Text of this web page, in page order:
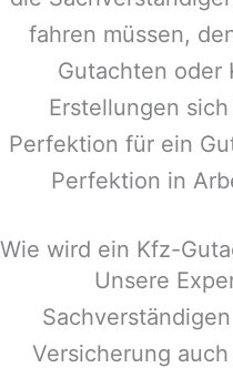
fahren müssen,
Gutachten oder
Erstellungen
Perfektion für ein
Perfektion in
Wie wird ein Kfz-
Unsere
Versicherung